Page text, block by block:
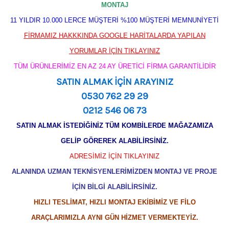
MONTAJ
11 YILDIR 10.000 LERCE MÜŞTERİ %100 MÜŞTERİ MEMNUNİYETİ
FİRMAMIZ HAKKKINDA GOOGLE HARİTALARDA YAPILAN
YORUMLAR İÇİN TIKLAYINIZ
TÜM ÜRÜNLERİMİZ EN AZ 24 AY ÜRETİCİ FİRMA GARANTİLİDİR
SATIN ALMAK İÇİN ARAYINIZ
0530 762 29 29
0212 546 06 73
SATIN ALMAK İSTEDİĞİNİZ TÜM KOMBİLERDE MAĞAZAMIZA
GELİP GÖREREK ALABİLİRSİNİZ.
ADRESİMİZ İÇİN TIKLAYINIZ
ALANINDA UZMAN TEKNİSYENLERİMİZDEN MONTAJ VE PROJE
İÇİN BİLGİ ALABİLİRSİNİZ.
HIZLI TESLİMAT, HIZLI MONTAJ EKİBİMİZ VE FİLO
ARAÇLARIMIZLA AYNI GÜN HİZMET VERMEKTEYİZ.